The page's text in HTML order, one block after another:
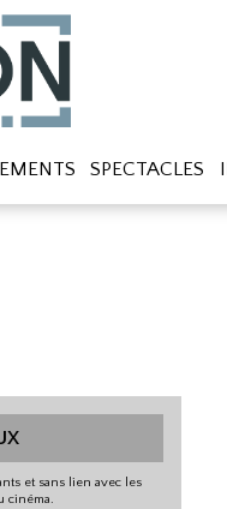
SPECTACLES
et sans lien avec les
cinéma.